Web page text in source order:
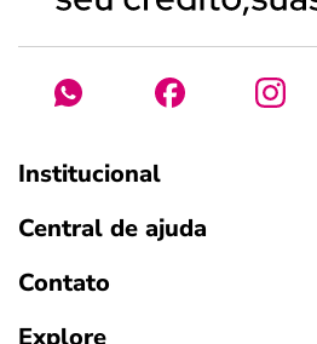
Institucional
Central de ajuda
Contato
Explore